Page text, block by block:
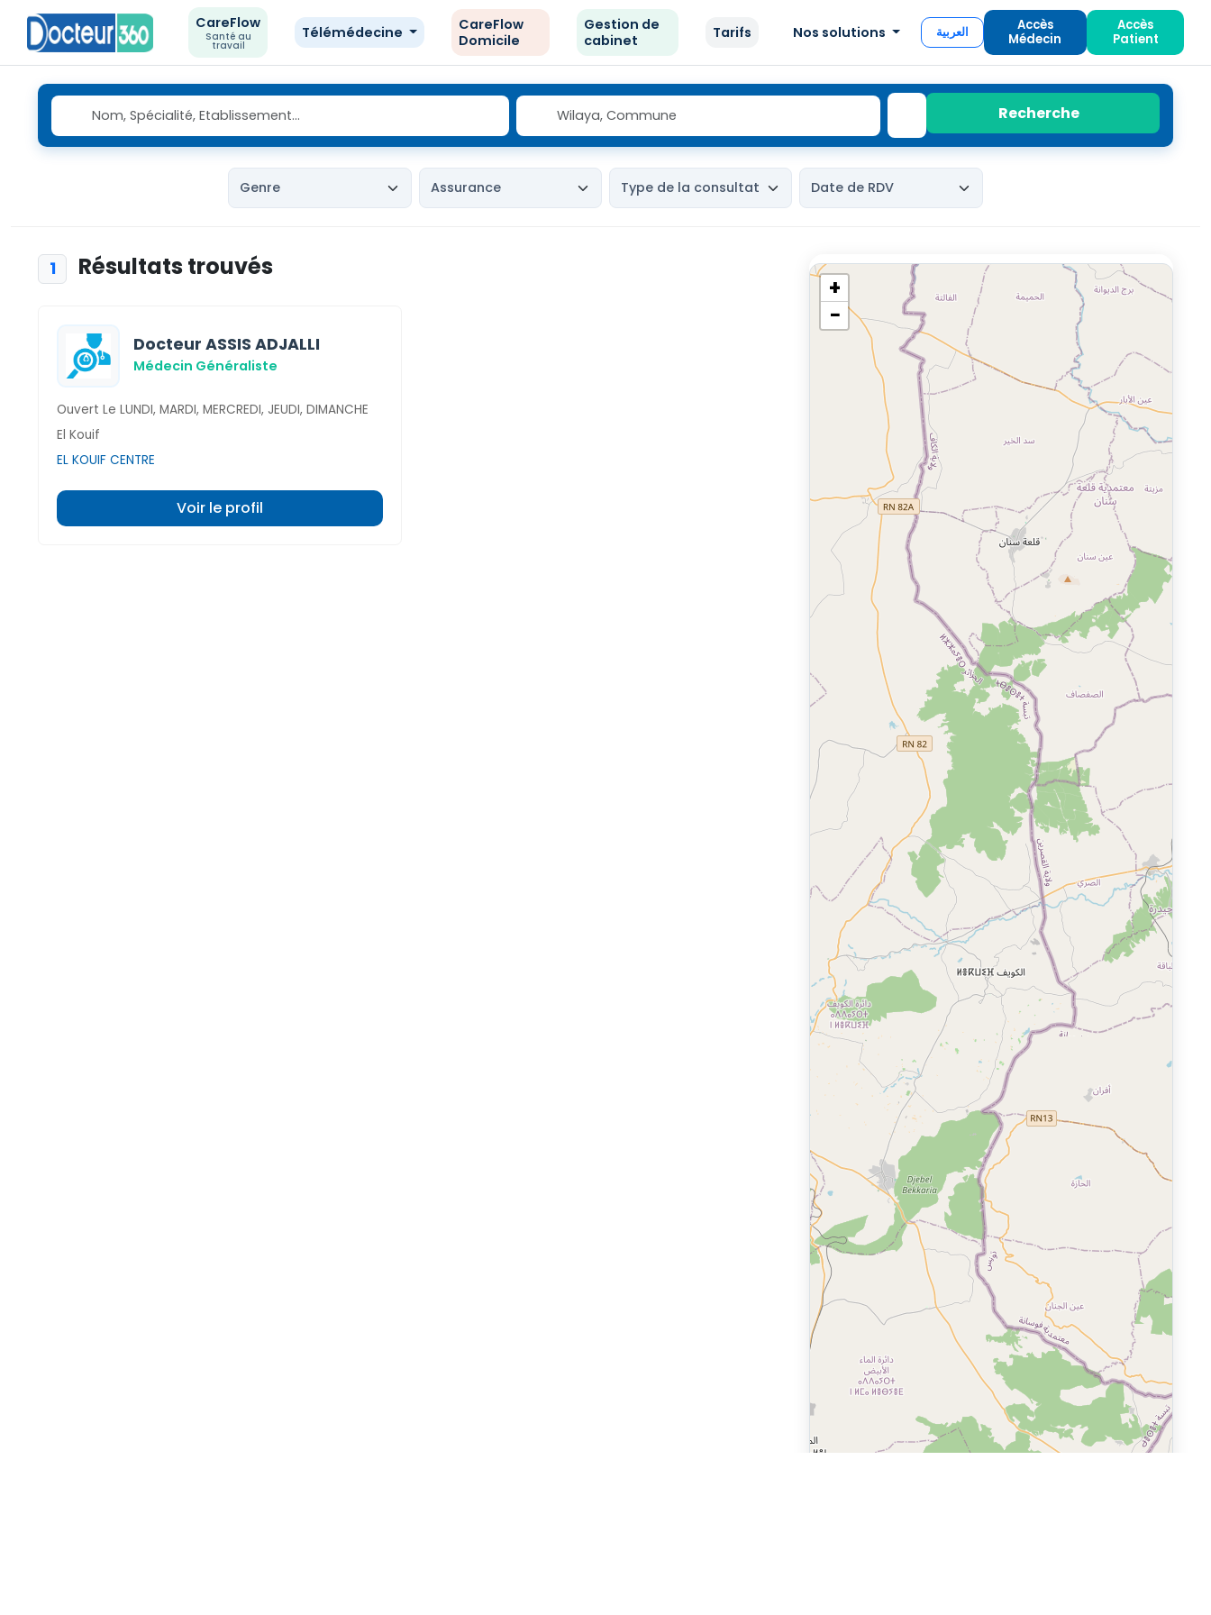
CareFlow
Santé au
travail
Télémédecine
CareFlow
Domicile
Gestion de
cabinet
Tarifs Nos solutions العربية
Accès
Médecin
Accès
Patient
Recherche
1 Résultats trouvés
Docteur ASSIS ADJALLI
Médecin Généraliste
Ouvert Le LUNDI, MARDI, MERCREDI, JEUDI, DIMANCHE
El Kouif
EL KOUIF CENTRE
Voir le profil
+
−